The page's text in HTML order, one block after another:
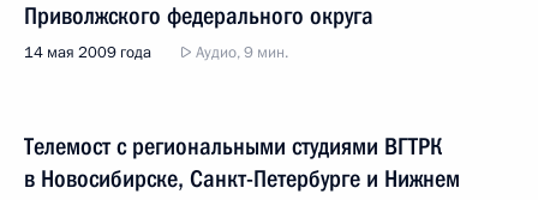
Приволжского федерального округа
14 мая 2009 года Аудио, 9 мин.
Телемост с региональными студиями ВГТРК
в Новосибирске, Санкт-Петербурге и Нижнем